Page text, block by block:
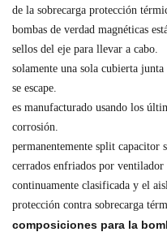
de la sobrecarga protección
bombas de verdad magnéticas
sellos del eje para llevar a cabo.
solamente una sola cubierta
se escape.
es manufacturado usando los
corrosión.
permanentemente split capacitor
cerrados enfriados por ventilador
continuamente clasificada y el
protección contra sobrecarga
composiciones para la